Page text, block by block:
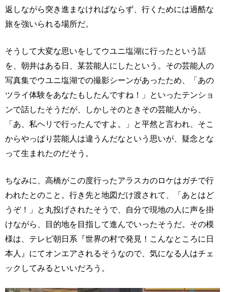
返しながら突き進まなければならず、行くためには過酷な
旅を強いられる場所だ。
そうして大変な思いをしてウユニ塩湖に行ったという話
を、朝井はある日、某芸能人にしたという。その芸能人の
写真集でウユニ塩湖での撮影シーンがあったため、「あの
ツライ体験をあなたもしたんですね！」といったテンショ
ンで話したそうだが、しかしそのときその芸能人から、
「あ、私ヘリで行ったんですよ。」と平然と言われ、そこ
からやっぱり芸能人は違うんだなという思いが、疑念とな
って生まれたのだそう。
ちなみに、高橋がこの度行ったアラスカのロケはガチで行
われたとのこと。行き先と地図だけ渡されて、「あとはど
うぞ！」と丸投げされたそうで、自分で現地の人に声を掛
けながら、目的地を目指して進んでいったそうだ。その模
様は、テレビ朝日系『世界の村で発見！こんなところに日
本人』にてオンエアされるそうなので、気になる人はチェ
ックしてみるといいだろう。